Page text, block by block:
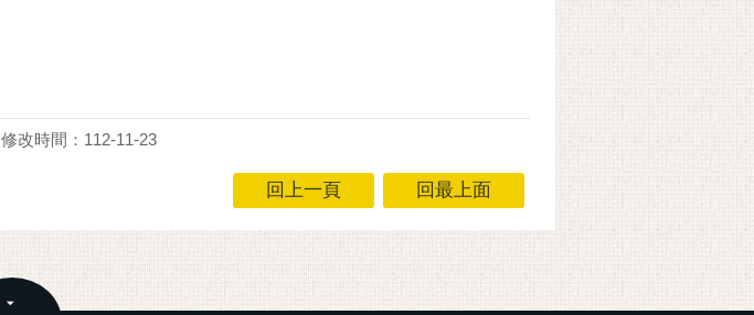
修改時間：112-11-23
回上一頁 回最上面